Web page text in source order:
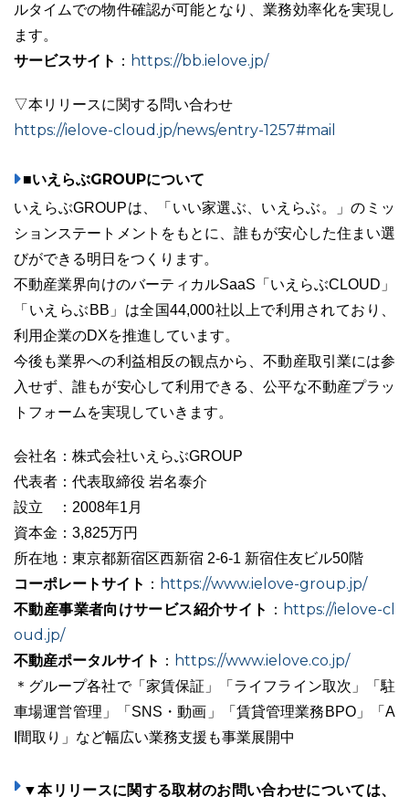
ルタイムでの物件確認が可能となり、業務効率化を実現し
ます。
サービスサイト ： https://bb.ielove.jp/
▽本リリースに関する問い合わせ
https://ielove-cloud.jp/news/entry-1257#mail
■いえらぶGROUPについて
いえらぶGROUPは、「いい家選ぶ、いえらぶ。」のミッ
ションステートメントをもとに、誰もが安心した住まい選
びができる明日をつくります。
不動産業界向けのバーティカルSaaS「いえらぶCLOUD」
「いえらぶBB」は全国44,000社以上で利用されており、
利用企業のDXを推進しています。
今後も業界への利益相反の観点から、不動産取引業には参
入せず、誰もが安心して利用できる、公平な不動産プラッ
トフォームを実現していきます。
会社名：株式会社いえらぶGROUP
代表者：代表取締役 岩名泰介
設立 ：2008年1月
資本金：3,825万円
所在地：東京都新宿区西新宿 2-6-1 新宿住友ビル50階
コーポレートサイト ： https://www.ielove-group.jp/
不動産事業者向けサービス紹介サイト
： https://ielove-cl
oud.jp/
不動産ポータルサイト ： https://www.ielove.co.jp/
＊グループ各社で「家賃保証」「ライフライン取次」「駐
車場運営管理」「SNS・動画」「賃貸管理業務BPO」「A
I間取り」など幅広い業務支援も事業展開中
▼本リリースに関する取材のお問い合わせについては、